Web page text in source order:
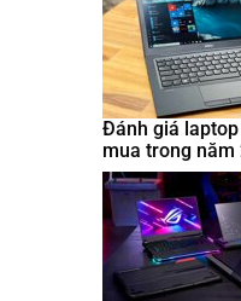
Đánh giá
mua trong năm